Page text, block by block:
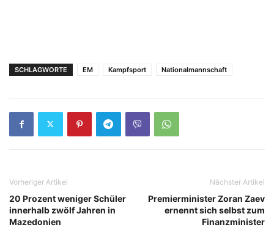
SCHLAGWORTE EM Kampfsport Nationalmannschaft
Vorheriger Artikel
20 Prozent weniger Schüler
innerhalb zwölf Jahren in
Mazedonien
Nächster Artikel
Premierminister Zoran Zaev
ernennt sich selbst zum
Finanzminister